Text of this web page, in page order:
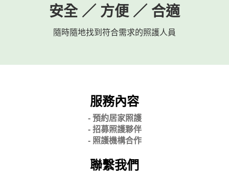
安全 ／ 方便 ／ 合適
隨時隨地找到符合需求的照護人員
服務內容
- 預約居家照護
- 招募照護夥伴
- 照護機構合作
聯繫我們